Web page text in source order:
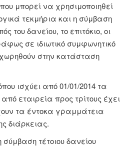
μπορεί να χρησιμοποιηθεί
τεκμήρια και η σύμβαση
του δανείου, το επιτόκιο, οι
σε ιδιωτικό συμφωνητικό
στην κατάσταση
ισχύει από 01/01/2014 τα
εταιρεία προς τρίτους έχει
τα έντοκα γραμμάτεια
διάρκειας.
τέτοιου δανείου